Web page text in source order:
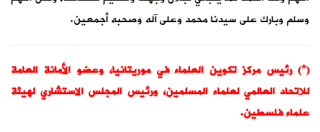
وسلم وبارك على سيدنا محمد وعلى آله وصحبه أجمعين.
(*) رئيس مركز تكوين العلماء في موريتانيا، وعضو الأمانة العامة
للاتحاد العالمي لعلماء المسلمين، ورئيس المجلس الاستشاري لهيئة
علماء فلسطين.